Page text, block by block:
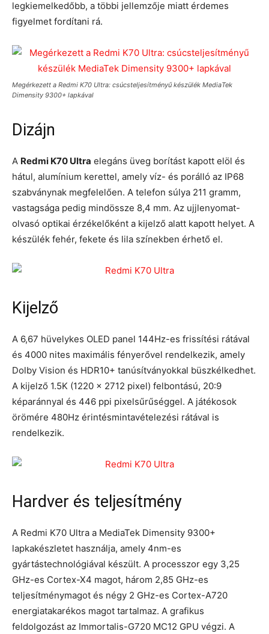
legkiemelkedőbb, a többi jellemzője miatt érdemes
figyelmet fordítani rá.
Megérkezett a Redmi K70 Ultra: csúcsteljesítményű készülék MediaTek
Dimensity 9300+ lapkával
Dizájn
A Redmi K70 Ultra elegáns üveg borítást kapott elöl és
hátul, alumínium kerettel, amely víz- és porálló az IP68
szabványnak megfelelően. A telefon súlya 211 gramm,
vastagsága pedig mindössze 8,4 mm. Az ujjlenyomat-
olvasó optikai érzékelőként a kijelző alatt kapott helyet. A
készülék fehér, fekete és lila színekben érhető el.
Kijelző
A 6,67 hüvelykes OLED panel 144Hz-es frissítési rátával
és 4000 nites maximális fényerővel rendelkezik, amely
Dolby Vision és HDR10+ tanúsítványokkal büszkélkedhet.
A kijelző 1.5K (1220 x 2712 pixel) felbontású, 20:9
képaránnyal és 446 ppi pixelsűrűséggel. A játékosok
örömére 480Hz érintésmintavételezési rátával is
rendelkezik.
Hardver és teljesítmény
A Redmi K70 Ultra a MediaTek Dimensity 9300+
lapkakészletet használja, amely 4nm-es
gyártástechnológiával készült. A processzor egy 3,25
GHz-es Cortex-X4 magot, három 2,85 GHz-es
teljesítménymagot és négy 2 GHz-es Cortex-A720
energiatakarékos magot tartalmaz. A grafikus
feldolgozást az Immortalis-G720 MC12 GPU végzi. A